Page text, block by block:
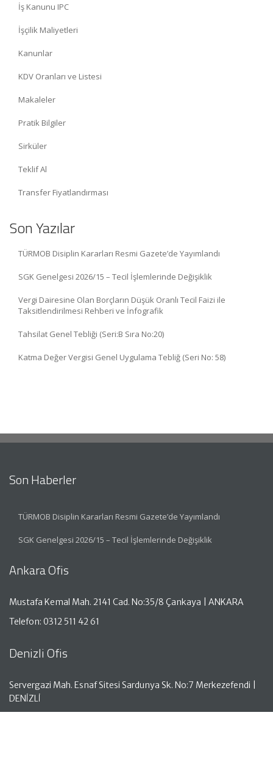
İş Kanunu IPC
İşçilik Maliyetleri
Kanunlar
KDV Oranları ve Listesi
Makaleler
Pratik Bilgiler
Sirküler
Teklif Al
Transfer Fiyatlandırması
Son Yazılar
TÜRMOB Disiplin Kararları Resmi Gazete’de Yayımlandı
SGK Genelgesi 2026/15 – Tecil İşlemlerinde Değişiklik
Vergi Dairesine Olan Borçların Düşük Oranlı Tecil Faizi ile
Taksitlendirilmesi Rehberi ve İnfografik
Tahsilat Genel Tebliği (Seri:B Sıra No:20)
Katma Değer Vergisi Genel Uygulama Tebliğ (Seri No: 58)
Son Haberler
TÜRMOB Disiplin Kararları Resmi Gazete’de Yayımlandı
SGK Genelgesi 2026/15 – Tecil İşlemlerinde Değişiklik
Ankara Ofis
Mustafa Kemal Mah. 2141 Cad. No:35/8 Çankaya | ANKARA
Telefon: 0312 511 42 61
Denizli Ofis
Servergazi Mah. Esnaf Sitesi Sardunya Sk. No:7 Merkezefendi |
DENİZLİ